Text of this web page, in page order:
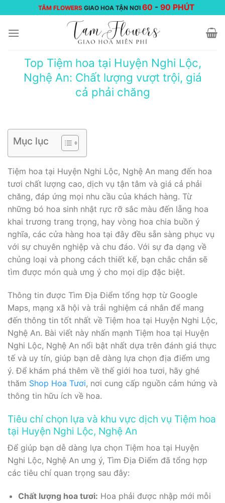
đến
nội
TÂM FLOWERS GIAO HOA TẬN NƠI 60 -90 PHÚT
Top Tiệm hoa tại Huyện Nghi Lộc,
Nghệ An: Chất lượng vượt trội, giá
cả phải chăng
Mục lục
Tiệm hoa tại Huyện Nghi Lộc, Nghệ An mang đến hoa
tươi chất lượng cao, dịch vụ tận tâm và giá cả phải
chăng, đáp ứng mọi nhu cầu của khách hàng. Từ
những bó hoa sinh nhật rực rỡ sắc màu đến lẵng hoa
khai trương trang trọng, hay vòng hoa chia buồn ý
nghĩa, các cửa hàng hoa tại đây đều sẵn sàng phục vụ
với sự chuyên nghiệp và chu đáo. Với sự đa dạng về
chủng loại và phong cách thiết kế, bạn chắc chắn sẽ
tìm được món quà ưng ý cho mọi dịp đặc biệt.
Thông tin được Tìm Địa Điểm tổng hợp từ Google
Maps, mạng xã hội và trải nghiệm cá nhân để mang
đến thông tin tốt nhất về Tiệm hoa tại Huyện Nghi Lộc,
Nghệ An. Bài viết này nhấn mạnh Tiệm hoa tại Huyện
Nghi Lộc, Nghệ An nổi bật nhất dựa trên đánh giá thực
tế và uy tín, giúp bạn dễ dàng lựa chọn địa điểm ưng
ý. Để khám phá thêm về thế giới hoa tươi, hãy ghé
thăm Shop Hoa Tươi, nơi cung cấp nguồn cảm hứng và
thông tin hữu ích về hoa.
Tiêu chí chọn lựa và khu vực dịch vụ Tiệm hoa
tại Huyện Nghi Lộc, Nghệ An
Để giúp bạn dễ dàng lựa chọn Tiệm hoa tại Huyện
Nghi Lộc, Nghệ An ưng ý, Tìm Địa Điểm đã tổng hợp
các tiêu chí quan trọng sau đây:
Chất lượng hoa tươi: Hoa phải được nhập mới mỗi